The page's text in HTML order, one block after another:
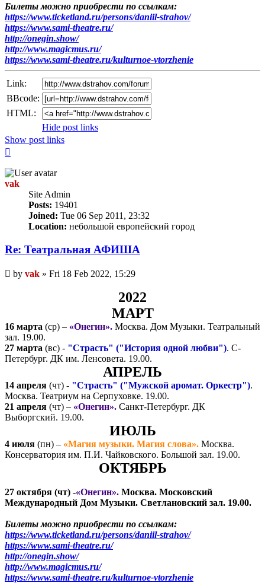
Билеты можно приобрести по ссылкам:
https://www.ticketland.ru/persons/daniil-strahov/
https://www.sami-theatre.ru/
http://onegin.show/
http://www.magicmus.ru/
https://www.sami-theatre.ru/kulturnoe-vtorzhenie
Link:
BBcode:
HTML:
Hide post links
Show post links
vak
Site Admin
Posts: 19401
Joined: Tue 06 Sep 2011, 23:32
Location: небольшой европейский город
Re: Театральная АФИША
Unread
post
by vak » Fri 18 Feb 2022, 15:29
2022
МАРТ
16 марта (ср) – «Онегин». Москва. Дом Музыки. Театральный
зал. 19.00.
27 марта (вс) - "Страсть" ("История одной любви"). С-
Петербург. ДК им. Ленсовета. 19.00.
АПРЕЛЬ
14 апреля (чт) - "Страсть" ("Мужской аромат. Оркестр").
Москва. Театриум на Серпуховке. 19.00.
21 апреля (чт) – «Онегин». Санкт-Петербург. ДК
Выборгский. 19.00.
ИЮЛЬ
4 июля (пн) – «Магия музыки. Магия слова». Москва.
Консерватория им. П.И. Чайковского. Большой зал. 19.00.
ОКТЯБРЬ
27 октября (чт) -«Онегин». Москва. Московский
Международный Дом Музыки. Светлановский зал. 19.00.
Билеты можно приобрести по ссылкам:
https://www.ticketland.ru/persons/daniil-strahov/
https://www.sami-theatre.ru/
http://onegin.show/
http://www.magicmus.ru/
https://www.sami-theatre.ru/kulturnoe-vtorzhenie